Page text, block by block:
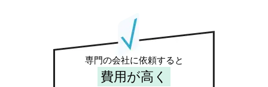
専門の会社に依頼すると
費用が高く